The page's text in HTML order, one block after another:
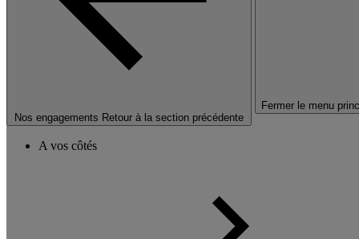
Nos engagements Retour à la section précédente
Fermer le menu
A vos côtés